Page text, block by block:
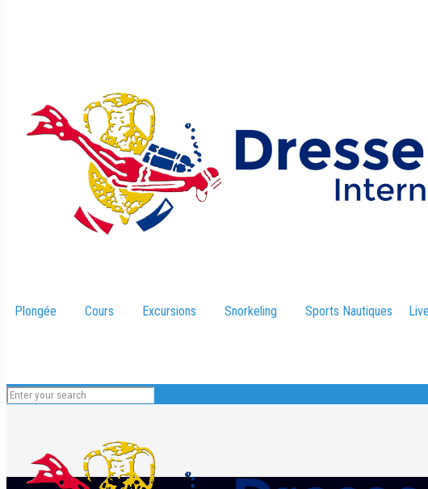
Plongée Cours Excursions Snorkeling Sports Nautiques